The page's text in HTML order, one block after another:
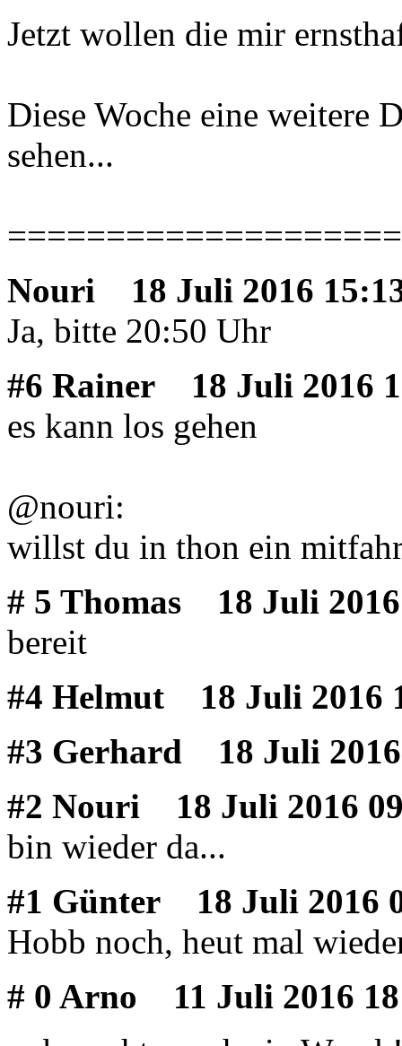
Jetzt wollen die mir
Diese Woche eine weitere
sehen...
Nouri
18 Juli 2016
Ja, bitte 20:50 Uhr
#6 Rainer
18 Juli 2016
es kann los gehen
@nouri:
willst du in thon ein
# 5 Thomas
18 Juli
bereit
#4 Helmut
18 Juli 2016
#3 Gerhard
18 Juli
#2 Nouri
18 Juli 2016
bin wieder da...
#1 Günter
18 Juli 2016
Hobb noch, heut mal
# 0 Arno
11 Juli 2016